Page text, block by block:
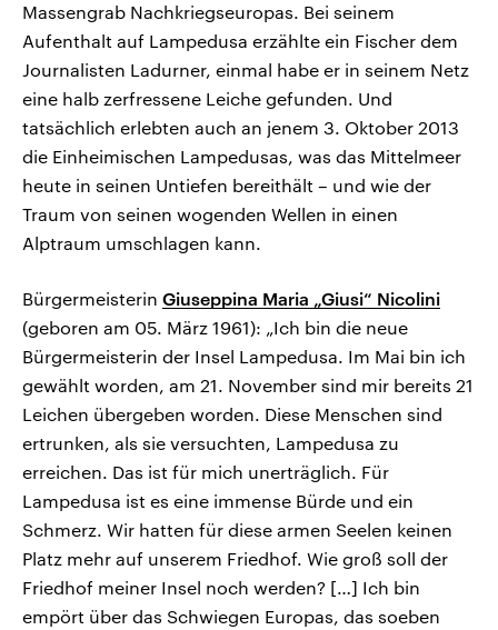
Massengrab Nachkriegseuropas. Bei seinem
Aufenthalt auf Lampedusa erzählte ein Fischer dem
Journalisten Ladurner, einmal habe er in seinem Netz
eine halb zerfressene Leiche gefunden. Und
tatsächlich erlebten auch an jenem 3. Oktober 2013
die Einheimischen Lampedusas, was das Mittelmeer
heute in seinen Untiefen bereithält – und wie der
Traum von seinen wogenden Wellen in einen
Alptraum umschlagen kann.
Bürgermeisterin Giuseppina Maria „Giusi“ Nicolini
(geboren am 05. März 1961): „Ich bin die neue
Bürgermeisterin der Insel Lampedusa. Im Mai bin ich
gewählt worden, am 21. November sind mir bereits 21
Leichen übergeben worden. Diese Menschen sind
ertrunken, als sie versuchten, Lampedusa zu
erreichen. Das ist für mich unerträglich. Für
Lampedusa ist es eine immense Bürde und ein
Schmerz. Wir hatten für diese armen Seelen keinen
Platz mehr auf unserem Friedhof. Wie groß soll der
Friedhof meiner Insel noch werden? […] Ich bin
empört über das Schwiegen Europas, das soeben